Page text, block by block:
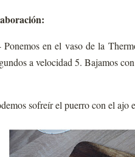
Ponemos en el vaso de la
a velocidad 5. Bajamos
sofreír el puerro con el ajo